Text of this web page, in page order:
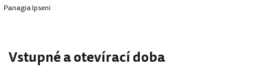
Panagia Ipseni
Vstupné a otevírací doba